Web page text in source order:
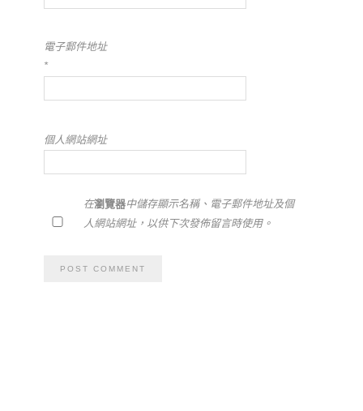
電子郵件地址
*
個人網站網址
在瀏覽器中儲存顯示名稱、電子郵件地址及個
人網站網址，以供下次發佈留言時使用。